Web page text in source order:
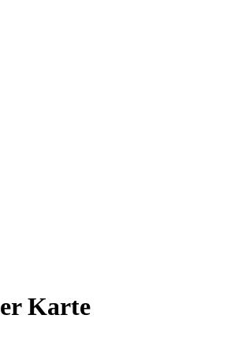
Karte